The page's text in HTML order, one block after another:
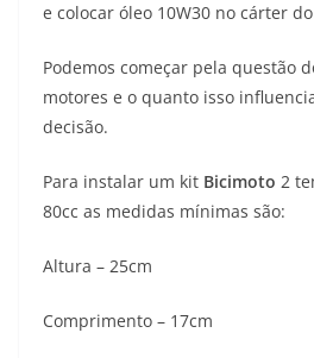
e colocar óleo 10W30 no cárter
Podemos começar pela questão
motores e o quanto isso
decisão.
Para instalar um kit Bicimoto 2
80cc as medidas mínimas são:
Altura – 25cm
Comprimento – 17cm